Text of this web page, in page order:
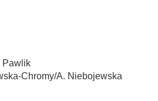
Pawlik
Chromy/A. Niebojewska